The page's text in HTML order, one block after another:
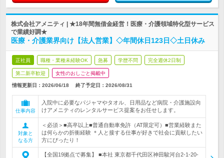
株式会社アメニティ | ★18年間無借金経営！医療・介護領域特化型サービス
で業績好調★
医療・介護業界向け【法人営業】◇年間休日123日◇土日休み
正社員 職種・業種未経験OK 急募 学歴不問 完全週休2日制
第二新卒歓迎 女性のおしごと掲載中
情報更新日：2026/06/18 終了予定日： 2026/08/31
仕事内容
入院中に必要なパジャマやタオル、日用品など病院・介護施設向
けアメニティのレンタルサービス提案をお任せします。
対象と
なる方
＜必須＞■高卒以上■普通自動車免許（AT限定可）■営業経験また
は何らかの折衝経験 ＊人と接する仕事が好きで社会に貢献したい
方にぴったり！
【全国19拠点で募集】 ■本社 東京都千代田区神田駿河台2-1-20-